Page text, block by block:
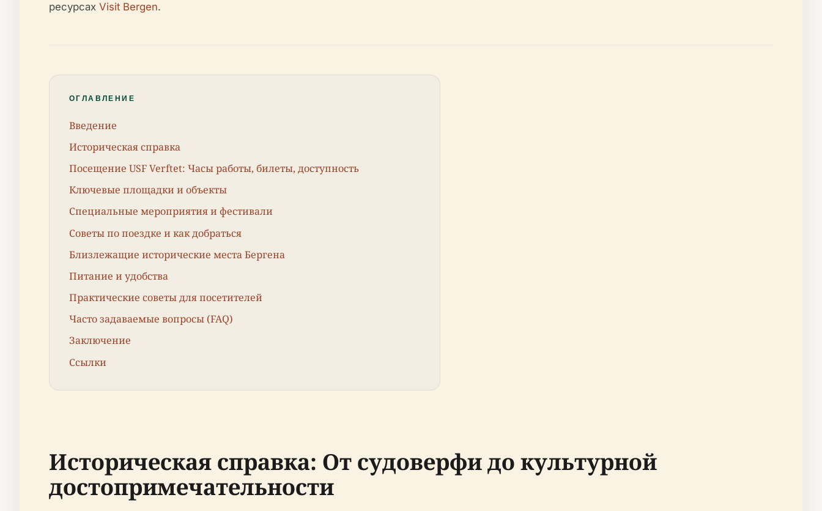
ресурсах Visit Bergen.
ОГЛАВЛЕНИЕ
Введение
Историческая справка
Посещение USF Verftet: Часы работы, билеты, доступность
Ключевые площадки и объекты
Специальные мероприятия и фестивали
Советы по поездке и как добраться
Близлежащие исторические места Бергена
Питание и удобства
Практические советы для посетителей
Часто задаваемые вопросы (FAQ)
Заключение
Ссылки
Историческая справка: От судоверфи до культурной
достопримечательности